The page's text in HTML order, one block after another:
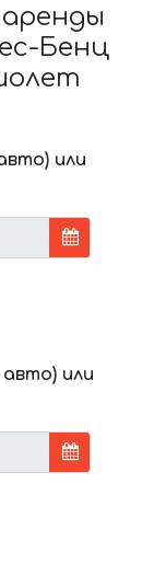
Бенц
или
или